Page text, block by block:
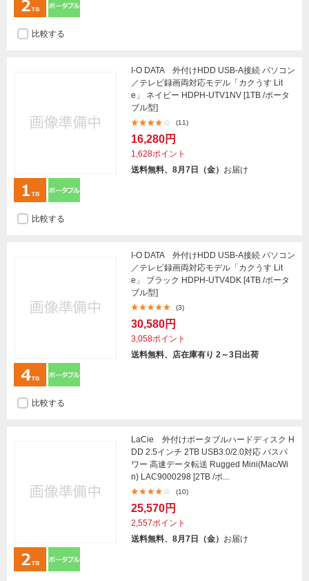
比較する
I-O DATA 外付けHDD USB-A接続 パソコン
／テレビ録画両対応モデル「カクうす Lit
e」 ネイビー HDPH-UTV1NV [1TB /ポータ
ブル型]
(11)
16,280円
1,628ポイント
送料無料、8月7日（金） お届け
比較する
I-O DATA 外付けHDD USB-A接続 パソコン
／テレビ録画両対応モデル「カクうす Lit
e」 ブラック HDPH-UTV4DK [4TB /ポータ
ブル型]
(3)
30,580円
3,058ポイント
送料無料、店在庫有り 2～3日出荷
比較する
LaCie 外付けポータブルハードディスク H
DD 2.5インチ 2TB USB3.0/2.0対応 バスパ
ワー 高速データ転送 Rugged Mini(Mac/Wi
n) LAC9000298 [2TB /ポ...
(10)
25,570円
2,557ポイント
送料無料、8月7日（金） お届け